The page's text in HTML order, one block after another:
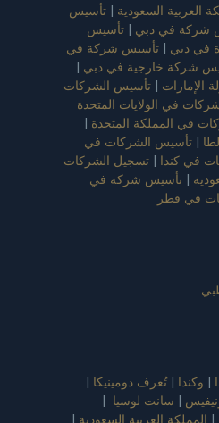
السعودية | تأسيس
شركة في دبي | تأسيس
في دبي | تأسيس شركة في
شركة خارجية في دبي |
الإمارات | تأسيس الشركات
في الولايات المتحدة
في المملكة المتحدة |
| تأسيس الشركات في
في كندا | تسجيل الشركات
| تأسيس شركة في
في قطر
| وكندا |تُعرف دومينيكا |
| سانت لوسيا |
| المملكة العربية السعودية |